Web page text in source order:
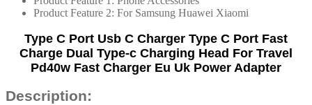
快
Product Feature 2: For Samsung Huawei Xiaomi
Type C Port Usb C Charger Type C Port Fast
Charge Dual Type-c Charging Head For Travel
Pd40w Fast Charger Eu Uk Power Adapter
Description: